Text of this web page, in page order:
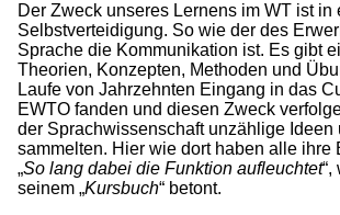
Der Zweck unseres Lernens im WT ist in
Selbstverteidigung. So wie der des
Sprache die Kommunikation ist. Es gibt
Theorien, Konzepten, Methoden und
Laufe von Jahrzehnten Eingang in das
EWTO fanden und diesen Zweck
der Sprachwissenschaft unzählige Ideen
sammelten. Hier wie dort haben alle ihre
„So lang dabei die Funktion aufleuchtet“,
seinem „Kursbuch“ betont.